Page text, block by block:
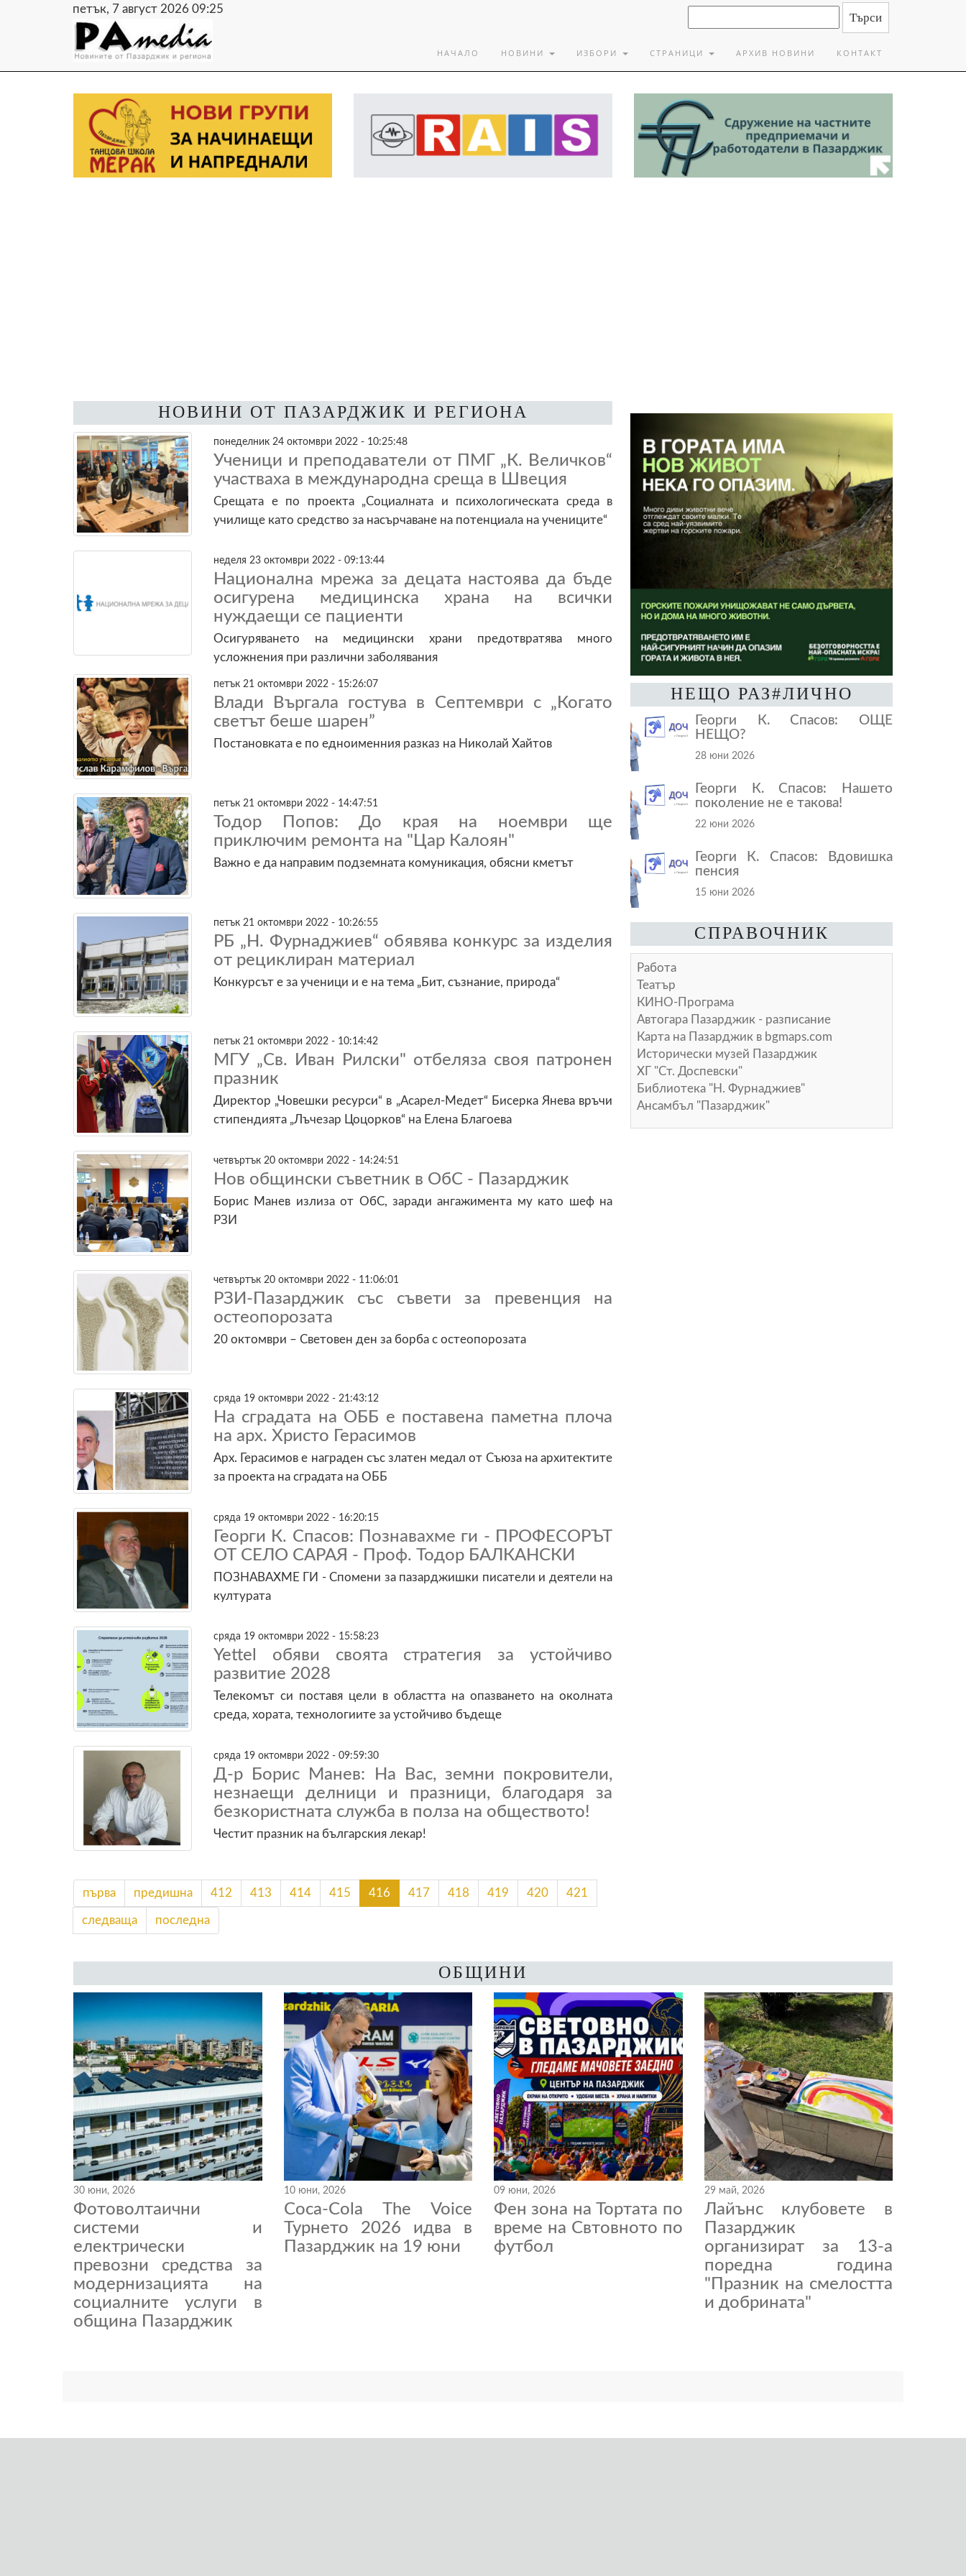
петък, 7 август 2026 09:25
НАЧАЛО НОВИНИ ИЗБОРИ СТРАНИЦИ АРХИВ НОВИНИ КОНТАКТ
НОВИНИ ОТ ПАЗАРДЖИК И РЕГИОНА
понеделник 24 октомври 2022 - 10:25:48
Ученици и преподаватели от ПМГ „К. Величков“
участваха в международна среща в Швеция
Срещата е по проекта „Социалната и психологическата среда в
училище като средство за насърчаване на потенциала на учениците“
неделя 23 октомври 2022 - 09:13:44
Национална мрежа за децата настоява да бъде
осигурена медицинска храна на всички
нуждаещи се пациенти
Осигуряването на медицински храни предотвратява много
усложнения при различни заболявания
петък 21 октомври 2022 - 15:26:07
Влади Въргала гостува в Септември с „Когато
светът беше шарен”
Постановката е по едноименния разказ на Николай Хайтов
петък 21 октомври 2022 - 14:47:51
Тодор Попов: До края на ноември ще
приключим ремонта на "Цар Калоян"
Важно е да направим подземната комуникация, обясни кметът
петък 21 октомври 2022 - 10:26:55
РБ „Н. Фурнаджиев“ обявява конкурс за изделия
от рециклиран материал
Конкурсът е за ученици и е на тема „Бит, съзнание, природа“
петък 21 октомври 2022 - 10:14:42
МГУ „Св. Иван Рилски" отбеляза своя патронен
празник
Директор „Човешки ресурси“ в „Асарел-Медет“ Бисерка Янева връчи
стипендията „Лъчезар Цоцорков“ на Елена Благоева
четвъртък 20 октомври 2022 - 14:24:51
Нов общински съветник в ОбС - Пазарджик
Борис Манев излиза от ОбС, заради ангажимента му като шеф на
РЗИ
четвъртък 20 октомври 2022 - 11:06:01
РЗИ-Пазарджик със съвети за превенция на
остеопорозата
20 октомври – Световен ден за борба с остеопорозата
сряда 19 октомври 2022 - 21:43:12
На сградата на ОББ е поставена паметна плоча
на арх. Христо Герасимов
Арх. Герасимов е награден със златен медал от Съюза на архитектите
за проекта на сградата на ОББ
сряда 19 октомври 2022 - 16:20:15
Георги К. Спасов: Познавахме ги - ПРОФЕСОРЪТ
ОТ СЕЛО САРАЯ - Проф. Тодор БАЛКАНСКИ
ПОЗНАВАХМЕ ГИ - Спомени за пазарджишки писатели и деятели на
културата
сряда 19 октомври 2022 - 15:58:23
Yettel обяви своята стратегия за устойчиво
развитие 2028
Телекомът си поставя цели в областта на опазването на околната
среда, хората, технологиите за устойчиво бъдеще
сряда 19 октомври 2022 - 09:59:30
Д-р Борис Манев: На Вас, земни покровители,
незнаещи делници и празници, благодаря за
безкористната служба в полза на обществото!
Честит празник на българския лекар!
първа предишна 412 413 414 415 416 417 418 419 420 421
следваща последна
НЕЩО РАЗ#ЛИЧНО
Георги К. Спасов: ОЩЕ
НЕЩО?
28 юни 2026
Георги К. Спасов: Нашето
поколение не е такова!
22 юни 2026
Георги К. Спасов: Вдовишка
пенсия
15 юни 2026
СПРАВОЧНИК
Работа
Театър
КИНО-Програма
Автогара Пазарджик - разписание
Карта на Пазарджик в bgmaps.com
Исторически музей Пазарджик
ХГ "Ст. Доспевски"
Библиотека "Н. Фурнаджиев"
Ансамбъл "Пазарджик"
ОБЩИНИ
30 юни, 2026
Фотоволтаични
системи и
електрически
превозни средства за
модернизацията на
социалните услуги в
община Пазарджик
10 юни, 2026
Coca-Cola The Voice
Турнето 2026 идва в
Пазарджик на 19 юни
09 юни, 2026
Фен зона на Тортата по
време на Свтовното по
футбол
29 май, 2026
Лайънс клубовете в
Пазарджик
организират за 13-а
поредна година
"Празник на смелостта
и добрината"